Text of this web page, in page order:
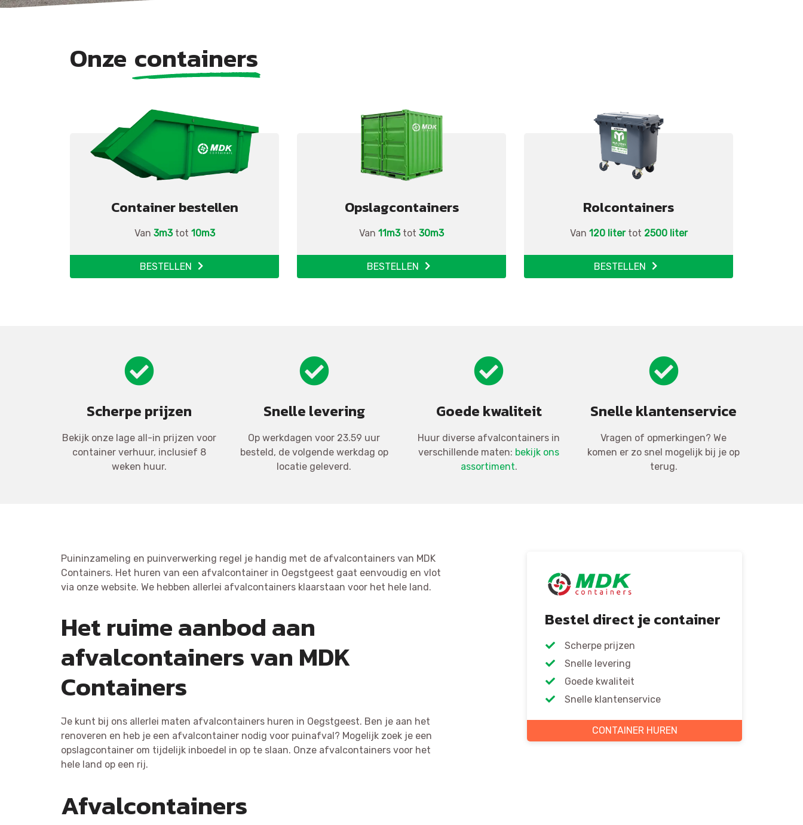
Onze containers
Container bestellen
Van 3m3 tot 10m3
BESTELLEN
Opslagcontainers
Van 11m3 tot 30m3
BESTELLEN
Rolcontainers
Van 120 liter tot 2500 liter
BESTELLEN
Scherpe prijzen
Bekijk onze lage all-in prijzen voor
container verhuur, inclusief 8
weken huur.
Snelle levering
Op werkdagen voor 23.59 uur
besteld, de volgende werkdag op
locatie geleverd.
Goede kwaliteit
Huur diverse afvalcontainers in
verschillende maten: bekijk ons
assortiment.
Snelle klantenservice
Vragen of opmerkingen? We
komen er zo snel mogelijk bij je op
terug.
Puininzameling en puinverwerking regel je handig met de afvalcontainers van MDK
Containers. Het huren van een afvalcontainer in Oegstgeest gaat eenvoudig en vlot
via onze website. We hebben allerlei afvalcontainers klaarstaan voor het hele land.
Het ruime aanbod aan
afvalcontainers van MDK
Containers
Je kunt bij ons allerlei maten afvalcontainers huren in Oegstgeest. Ben je aan het
renoveren en heb je een afvalcontainer nodig voor puinafval? Mogelijk zoek je een
opslagcontainer om tijdelijk inboedel in op te slaan. Onze afvalcontainers voor het
hele land op een rij.
Afvalcontainers
Bestel direct je container
Scherpe prijzen
Snelle levering
Goede kwaliteit
Snelle klantenservice
CONTAINER HUREN